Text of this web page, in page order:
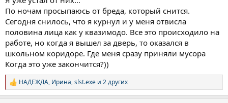
По ночам просыпаюсь от бреда, который снится.
Сегодня снилось, что я курнул и у меня отвисла
половина лица как у квазимодо. Все это происходило на
работе, но когда я вышел за дверь, то оказался в
школьном коридоре. Где меня сразу приняли мусора
Когда это уже закончится?))
Р
е
НАДЕЖДА, Ирина,slst.exe и 2 других